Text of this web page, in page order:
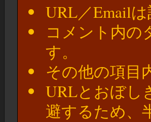
URL／Email
コメント内の
す。
その他の項目
URLとおぼし
避するため、